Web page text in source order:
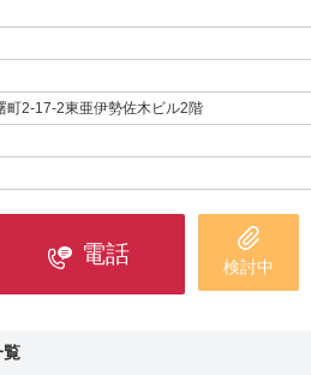
町2-17-2東亜伊勢佐木ビル2階
電話 検討中
覧